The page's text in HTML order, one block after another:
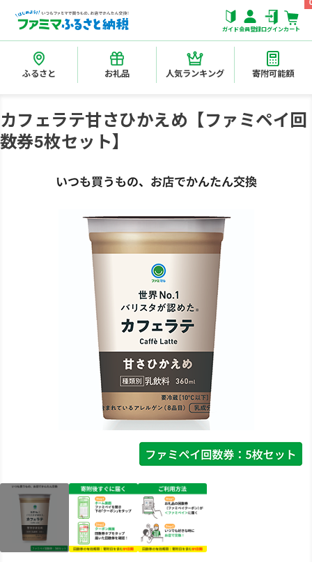
ガイド会員登録ログインカート
ふるさと お礼品 人気ランキング 寄附可能額
カフェラテ甘さひかえめ【ファミペイ回
数券5枚セット】